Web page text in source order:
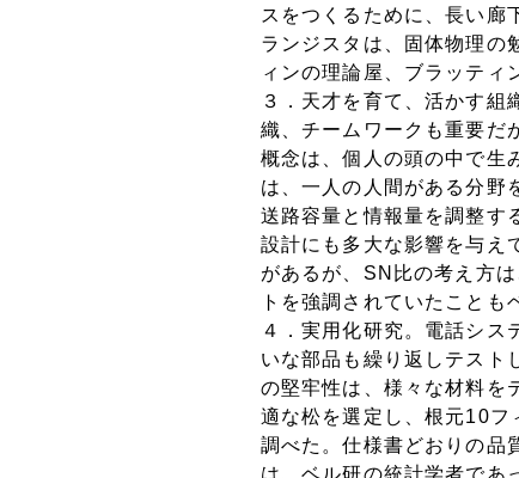
スをつくるために、長い廊
ランジスタは、固体物理の
ィンの理論屋、ブラッティ
３．天才を育て、活かす組
織、チームワークも重要だ
概念は、個人の頭の中で生
は、一人の人間がある分野
送路容量と情報量を調整す
設計にも多大な影響を与え
があるが、SN比の考え方
トを強調されていたことも
４．実用化研究。電話シス
いな部品も繰り返しテスト
の堅牢性は、様々な材料を
適な松を選定し、根元10フ
調べた。仕様書どおりの品
は、ベル研の統計学者であ